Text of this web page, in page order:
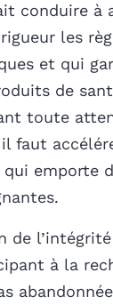
conduire à
les
et qui
de
toute
faut
qui emporte
de
à la